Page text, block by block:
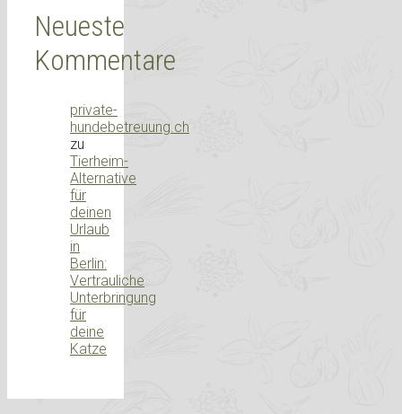
Neueste
Kommentare
private-
hundebetreuung.ch
zu
Tierheim-
Alternative
für
deinen
Urlaub
in
Berlin:
Vertrauliche
Unterbringung
für
deine
Katze